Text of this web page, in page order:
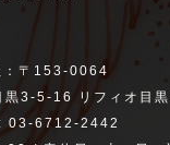
：〒153-0064
黒3-5-16 リフィオ目
03-6712-2442